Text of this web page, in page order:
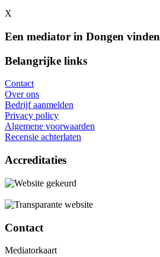
X
Een mediator in Dongen vinden
Belangrijke links
Contact
Over ons
Bedrijf aanmelden
Privacy policy
Algemene voorwaarden
Recensie achterlaten
Accreditaties
Contact
Mediatorkaart